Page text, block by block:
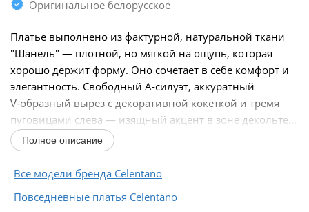
Оригинальное белорусское
Платье выполнено из фактурной, натуральной ткани
"Шанель" — плотной, но мягкой на ощупь, которая
хорошо держит форму. Оно сочетает в себе комфорт и
элегантность. Свободный А‑силуэт, аккуратный
V‑образный вырез с декоративной кокеткой и тремя
пуговицами слева — изящный акцент в зоне декольте...
Полное описание
Все модели бренда Celentano
Повседневные платья Celentano